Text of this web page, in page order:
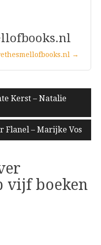
→
Kerst – Natalie
Flanel – Marijke Vos
vijf boeken